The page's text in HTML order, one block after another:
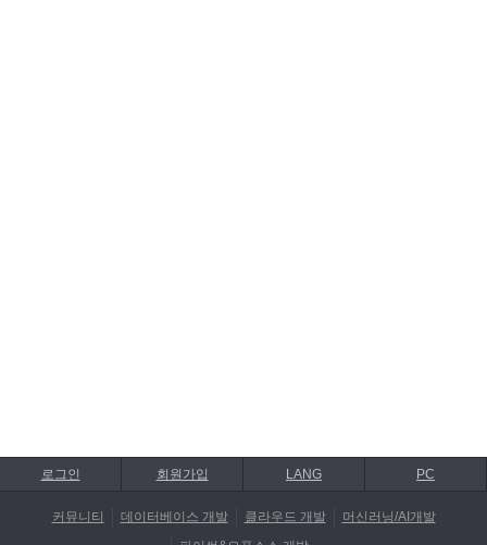
로그인 회원가입 LANG PC
커뮤니티 데이터베이스 개발 클라우드 개발
머신러닝/AI개발